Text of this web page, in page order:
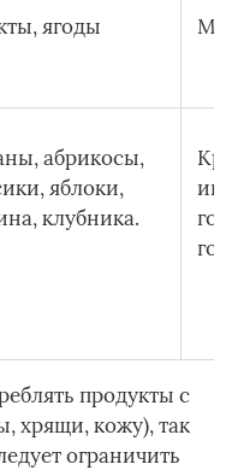
ягоды
абрикосы,
яблоки,
клубника.
продукты с
хрящи, кожу), так
ограничить